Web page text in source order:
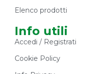
Elenco prodotti
Info utili
Accedi / Registrati
Cookie Policy